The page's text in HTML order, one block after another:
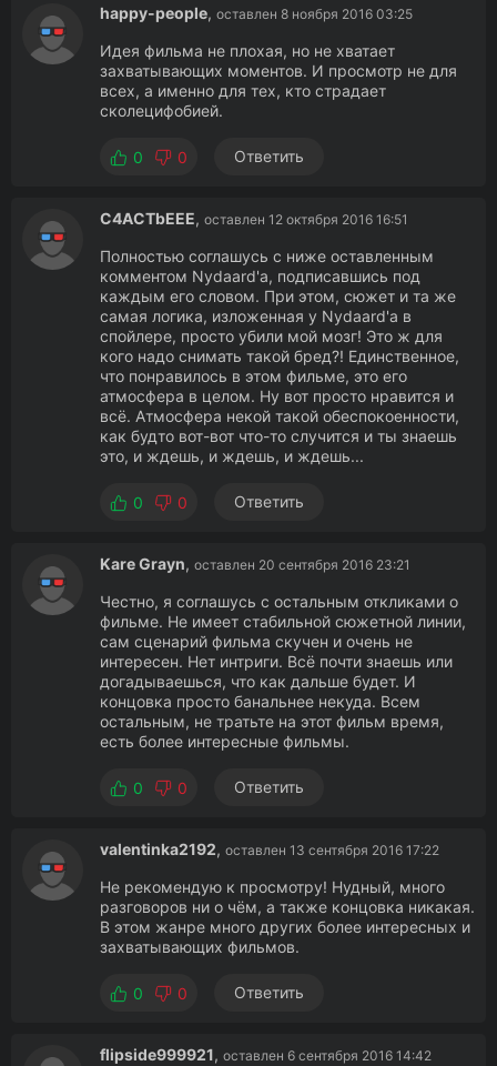
happy-people, оставлен 8 ноября 2016 03:25
Идея фильма не плохая, но не хватает
захватывающих моментов. И просмотр не для
всех, а именно для тех, кто страдает
сколецифобией.
0 0 Ответить
C4ACTbEEE, оставлен 12 октября 2016 16:51
Полностью соглашусь с ниже оставленным
комментом Nydaard'а, подписавшись под
каждым его словом. При этом, сюжет и та же
самая логика, изложенная у Nydaard'а в
спойлере, просто убили мой мозг! Это ж для
кого надо снимать такой бред?! Единственное,
что понравилось в этом фильме, это его
атмосфера в целом. Ну вот просто нравится и
всё. Атмосфера некой такой обеспокоенности,
как будто вот-вот что-то случится и ты знаешь
это, и ждешь, и ждешь, и ждешь...
0 0 Ответить
Kare Grayn, оставлен 20 сентября 2016 23:21
Честно, я соглашусь с остальным откликами о
фильме. Не имеет стабильной сюжетной линии,
сам сценарий фильма скучен и очень не
интересен. Нет интриги. Всё почти знаешь или
догадываешься, что как дальше будет. И
концовка просто банальнее некуда. Всем
остальным, не тратьте на этот фильм время,
есть более интересные фильмы.
0 0 Ответить
valentinka2192, оставлен 13 сентября 2016 17:22
Не рекомендую к просмотру! Нудный, много
разговоров ни о чём, а также концовка никакая.
В этом жанре много других более интересных и
захватывающих фильмов.
0 0 Ответить
flipside999921, оставлен 6 сентября 2016 14:42